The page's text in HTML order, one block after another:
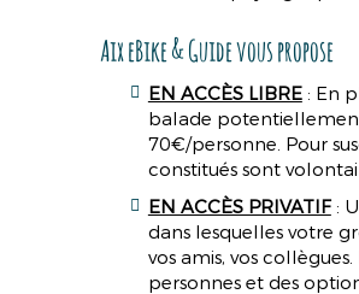
Aix eBike & Guide vous propose
EN ACCÈS LIBRE: En
balade
70€/personne. Pour
constitués sont
EN ACCÈS PRIVATIF:
dans lesquelles votre
vos amis, vos
personnes et des